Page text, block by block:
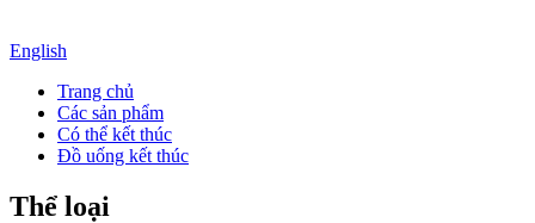
English
Trang chủ
Các sản phẩm
Có thể kết thúc
Đồ uống kết thúc
Thể loại